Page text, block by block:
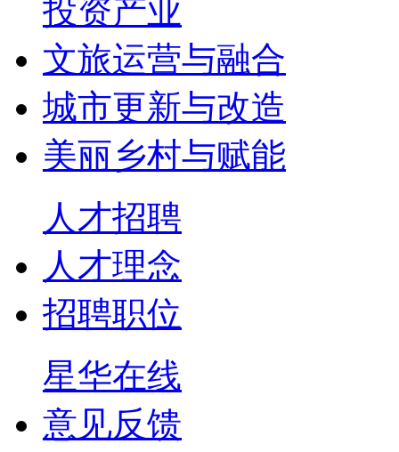
投资产业
文旅运营与融合
城市更新与改造
美丽乡村与赋能
人才招聘
人才理念
招聘职位
星华在线
意见反馈